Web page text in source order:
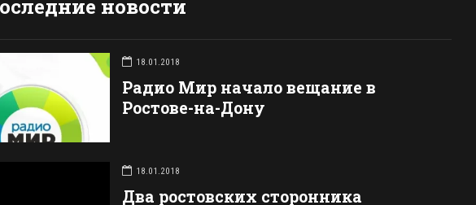
новости
18.01.2018
Радио Мир начало вещание в
Ростове-на-Дону
18.01.2018
Два ростовских сторонника